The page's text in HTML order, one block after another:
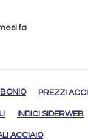
fa
PREZZI
INDICI SIDERWEB
ACCIAIO